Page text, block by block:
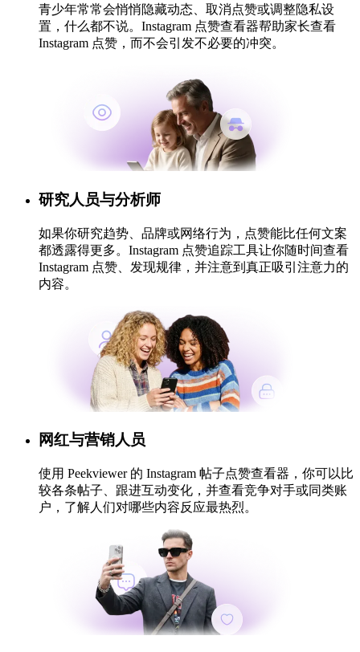
青少年常常会悄悄隐藏动态、取消点赞或调整隐私设
置，什么都不说。Instagram 点赞查看器帮助家长查看
Instagram 点赞，而不会引发不必要的冲突。
研究人员与分析师
如果你研究趋势、品牌或网络行为，点赞能比任何文案
都透露得更多。Instagram 点赞追踪工具让你随时间查看
Instagram 点赞、发现规律，并注意到真正吸引注意力的
内容。
网红与营销人员
使用 Peekviewer 的 Instagram 帖子点赞查看器，你可以比
较各条帖子、跟进互动变化，并查看竞争对手或同类账
户，了解人们对哪些内容反应最热烈。